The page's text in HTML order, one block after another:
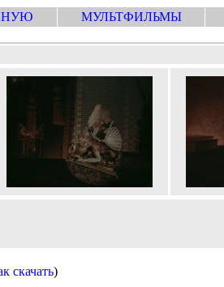
МУЛЬТФИЛЬМЫ
скачать)